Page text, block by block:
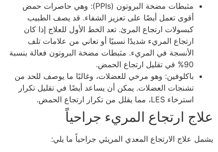
مثبطات مضخة البروتون (PPIs): وهي حاصرات حمض
أقوى تعمل أيضًا على تعزيز الشفاء. قد يصف الطبيب
كبسولات ارتجاع المرئ. تعد الخط الأول للعلاج إذا كان
ارتجاع المريء شديدًا نسبيًا أو تعاني من علامات تلف
الأنسجة في المريء. مثبطات مضخة البروتون فعالة بنسبة
90% في تقليل ارتجاع الحمض.
باكلوفين: وهو مرخي للعضلات، وغالبًا ما يوصف للحد من
تشنجات العضلات. يمكن أن يساعد أيضًا في تقليل تكرار
استرخاء LES، مما يقلل من تكرار ارتجاع الحمض.
علاج ارتجاع المريء جراحياً
يشمل علاج الارتجاع المعدي المريئي جراحياً ما يلي: